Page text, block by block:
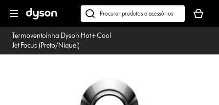
seguinte
Pesquisar
em
dyson.pt
seu
cesto
Termoventoinha Dyson Hot+Cool
Jet Focus (Preto/Níquel)